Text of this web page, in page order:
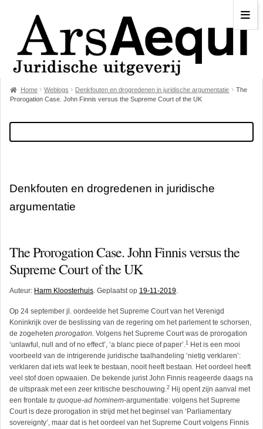
Home Weblogs Denkfouten en drogredenen in juridische argumentatie
The
Prorogation Case. John Finnis versus the Supreme Court of the UK
Denkfouten en drogredenen in juridische
argumentatie
The Prorogation Case. John Finnis versus the
Supreme Court of the UK
Auteur: Harm Kloosterhuis. Geplaatst op 19-11-2019.
Op 24 september jl. oordeelde het Supreme Court van het Verenigd
Koninkrijk over de beslissing van de regering om het parlement te schorsen,
de zogeheten prorogation. Volgens het Supreme Court was de prorogation
‘unlawful, null and of no effect’, ‘a blanc piece of paper’.1
Het is een mooi
voorbeeld van de intrigerende juridische taalhandeling ‘nietig verklaren’:
verklaren dat iets wat leek te bestaan, nooit heeft bestaan. Het oordeel heeft
veel stof doen opwaaien. De bekende jurist John Finnis reageerde daags na
de uitspraak met een zeer kritische beschouwing.2 Hij opent zijn aanval met
een frontale tu quoque-ad hominem-argumentatie: volgens het Supreme
Court is deze prorogation in strijd met het beginsel van ‘Parliamentary
sovereignty’, maar dat is het oordeel van het Supreme Court volgens Finnis